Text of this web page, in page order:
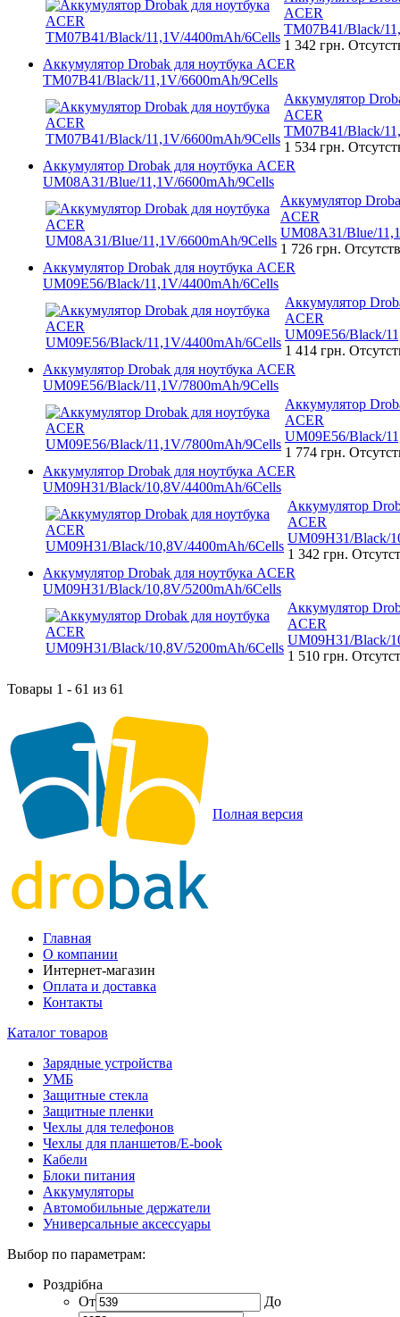
ACER
TM07B41/Black/
1 342 грн.
Аккумулятор Drobak для ноутбука ACER
TM07B41/Black/11,1V/6600mAh/9Cells
Аккумулятор
ACER
TM07B41/Black/
1 534 грн.
Аккумулятор Drobak для ноутбука ACER
UM08A31/Blue/11,1V/6600mAh/9Cells
Аккумулятор
ACER
UM08A31/Blue/
1 726 грн.
Аккумулятор Drobak для ноутбука ACER
UM09E56/Black/11,1V/4400mAh/6Cells
Аккумулятор
ACER
UM09E56/Black/
1 414 грн.
Аккумулятор Drobak для ноутбука ACER
UM09E56/Black/11,1V/7800mAh/9Cells
Аккумулятор
ACER
UM09E56/Black/
1 774 грн.
Аккумулятор Drobak для ноутбука ACER
UM09H31/Black/10,8V/4400mAh/6Cells
Аккумулятор
ACER
UM09H31/Black/
1 342 грн.
Аккумулятор Drobak для ноутбука ACER
UM09H31/Black/10,8V/5200mAh/6Cells
Аккумулятор
ACER
UM09H31/Black/
1 510 грн.
Товары 1 - 61 из 61
Полная версия
Главная
О компании
Интернет-магазин
Оплата и доставка
Контакты
Каталог товаров
Зарядные устройства
УМБ
Защитные стекла
Защитные пленки
Чехлы для телефонов
Чехлы для планшетов/E-book
Кабели
Блоки питания
Аккумуляторы
Автомобильные держатели
Универсальные аксессуары
Выбор по параметрам:
Роздрібна
От
До